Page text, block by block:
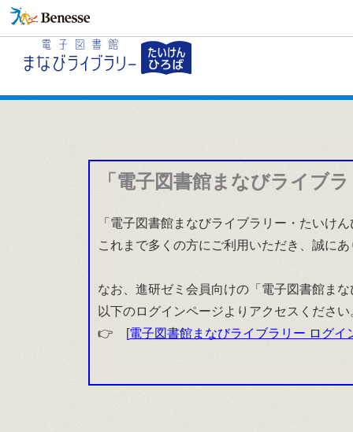
「電子図書館まなびライブ
「電子図書館まなびライブラリー・たいけ
これまで多くの方にご利用いただき、誠に
なお、進研ゼミ会員向けの「電子図書館ま
以下のログインページよりアクセスください
👉 [電子図書館まなびライブラリー ログイ